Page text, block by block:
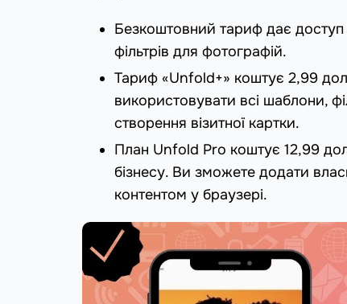
Безкоштовний тариф дає
фільтрів для фотографій.
Тариф «Unfold+» коштує 2,99
використовувати всі шаблони,
створення візитної картки.
План Unfold Pro коштує 12,99
бізнесу. Ви зможете додати
контентом у браузері.